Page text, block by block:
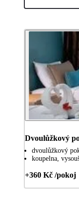
Dvoulůžkový
dvoulůžkový
koupelna,
+360 Kč /pokoj